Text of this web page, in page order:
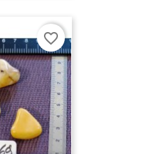
favorite_border